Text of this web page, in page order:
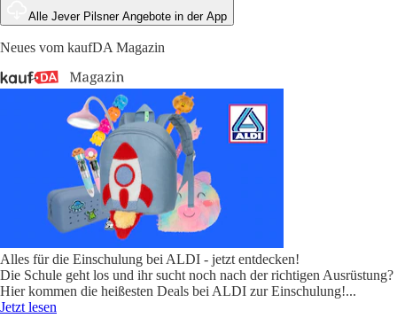
Alle Jever Pilsner Angebote in der App
Neues vom kaufDA Magazin
Alles für die Einschulung bei ALDI - jetzt entdecken!
Die Schule geht los und ihr sucht noch nach der richtigen Ausrüstung?
Hier kommen die heißesten Deals bei ALDI zur Einschulung!...
Jetzt lesen